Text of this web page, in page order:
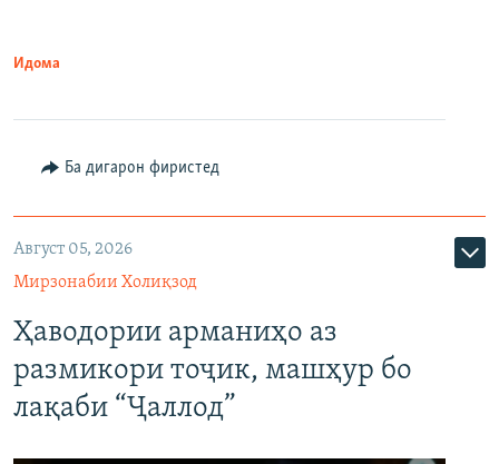
Идома
Ба дигарон фиристед
Август 05, 2026
Мирзонабии Холиқзод
Ҳаводории арманиҳо аз
размикори тоҷик, машҳур бо
лақаби “Ҷаллод”